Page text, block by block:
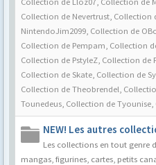
Collection de Nevertrust Collection
NintendoJim2099 Collection de
Collection de Pempam Collection
Collection de PstyleZ Collection de
Collection de Skate Collection de
Collection de Theobrendel
Tounedeus Collection de Tyounise
NEW! Les autres
Les collections en tout genre
mangas, figurines, cartes, petits